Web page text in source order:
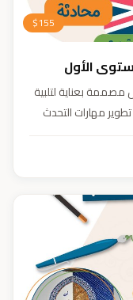
$155
الأول
مصممة بعناية لتلبية
مهارات التحدث